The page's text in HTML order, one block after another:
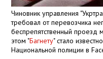
Чиновник управления
требовал от перевозчика
беспрепятственный проезд
этом "Багнету" стало
Национальной полиции в